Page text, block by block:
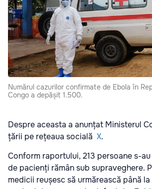
Numărul cazurilor confirmate de Ebola în
Congo a depășit 1.500.
Despre aceasta a anunțat Ministerul
țării pe rețeaua socială X.
Conform raportului, 213 persoane s-
de pacienți rămân sub supraveghere.
medicii reușesc să urmărească până la